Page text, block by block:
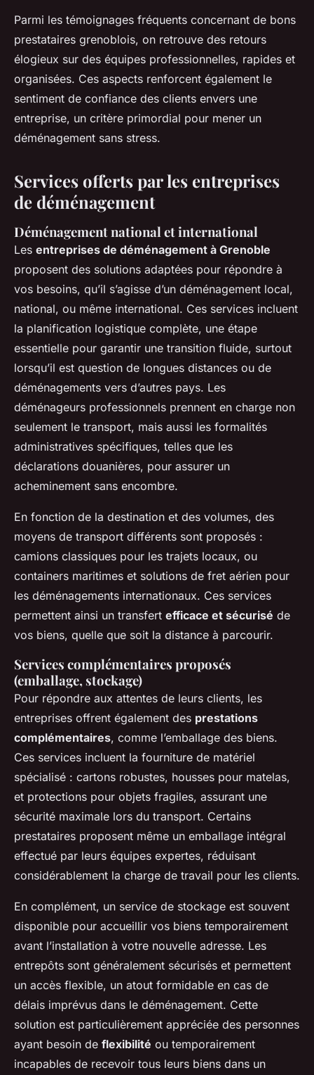
Parmi les témoignages fréquents concernant de bons
prestataires grenoblois, on retrouve des retours
élogieux sur des équipes professionnelles, rapides et
organisées. Ces aspects renforcent également le
sentiment de confiance des clients envers une
entreprise, un critère primordial pour mener un
déménagement sans stress.
Services offerts par les entreprises
de déménagement
Déménagement national et international
Les entreprises de déménagement à Grenoble
proposent des solutions adaptées pour répondre à
vos besoins, qu’il s’agisse d’un déménagement local,
national, ou même international. Ces services incluent
la planification logistique complète, une étape
essentielle pour garantir une transition fluide, surtout
lorsqu’il est question de longues distances ou de
déménagements vers d’autres pays. Les
déménageurs professionnels prennent en charge non
seulement le transport, mais aussi les formalités
administratives spécifiques, telles que les
déclarations douanières, pour assurer un
acheminement sans encombre.
En fonction de la destination et des volumes, des
moyens de transport différents sont proposés :
camions classiques pour les trajets locaux, ou
containers maritimes et solutions de fret aérien pour
les déménagements internationaux. Ces services
permettent ainsi un transfert efficace et sécurisé de
vos biens, quelle que soit la distance à parcourir.
Services complémentaires proposés
(emballage, stockage)
Pour répondre aux attentes de leurs clients, les
entreprises offrent également des prestations
complémentaires, comme l’emballage des biens.
Ces services incluent la fourniture de matériel
spécialisé : cartons robustes, housses pour matelas,
et protections pour objets fragiles, assurant une
sécurité maximale lors du transport. Certains
prestataires proposent même un emballage intégral
effectué par leurs équipes expertes, réduisant
considérablement la charge de travail pour les clients.
En complément, un service de stockage est souvent
disponible pour accueillir vos biens temporairement
avant l’installation à votre nouvelle adresse. Les
entrepôts sont généralement sécurisés et permettent
un accès flexible, un atout formidable en cas de
délais imprévus dans le déménagement. Cette
solution est particulièrement appréciée des personnes
ayant besoin de flexibilité ou temporairement
incapables de recevoir tous leurs biens dans un